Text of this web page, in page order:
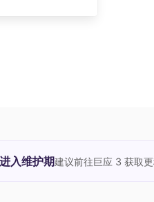
入维护期建议前往巨应 3 获取更